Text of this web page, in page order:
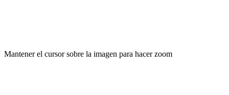
Mantener el cursor sobre la imagen para hacer zoom